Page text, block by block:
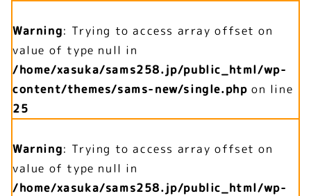
Warning: Trying to access array offset on
value of type null in
/home/xasuka/sams258.jp/public_html/wp-
content/themes/sams-new/single.php on line
25
Warning: Trying to access array offset on
value of type null in
/home/xasuka/sams258.jp/public_html/wp-